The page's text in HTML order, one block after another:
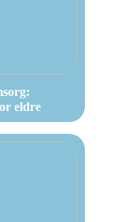
eldre